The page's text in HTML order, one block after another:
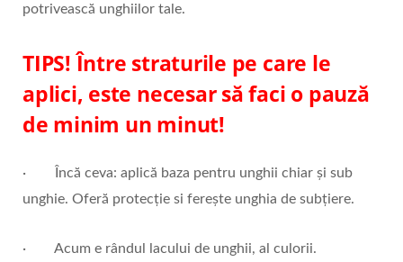
potrivească unghiilor tale.
TIPS! Între straturile pe care le
aplici, este necesar să faci o pauză
de minim un minut!
· Încă ceva: aplică baza pentru unghii chiar și sub
unghie. Oferă protecție si ferește unghia de subțiere.
· Acum e rândul lacului de unghii, al culorii.